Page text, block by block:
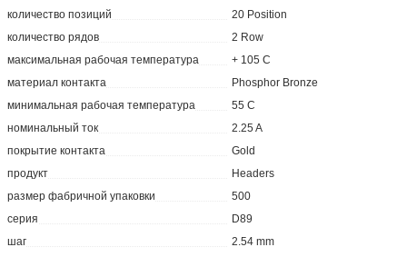
количество позиций
20 Position
количество рядов
2 Row
максимальная рабочая температура
+ 105 C
материал контакта
Phosphor Bronze
минимальная рабочая температура
55 C
номинальный ток
2.25 A
покрытие контакта
Gold
продукт
Headers
размер фабричной упаковки
500
серия
D89
шаг
2.54 mm